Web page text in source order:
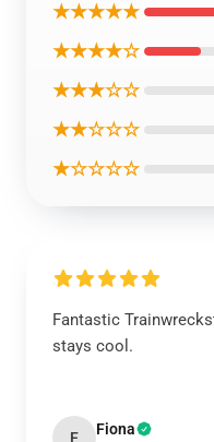
★★★★★
★★★★☆
★★★☆☆
★★☆☆☆
★☆☆☆☆
Fantastic
stays cool.
F Fiona